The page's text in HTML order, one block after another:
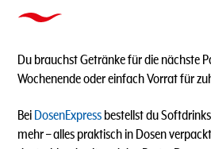
Du brauchst Getränke für die nächste
Wochenende oder einfach Vorrat für
Bei DosenExpress bestellst du
mehr – alles praktisch in Dosen